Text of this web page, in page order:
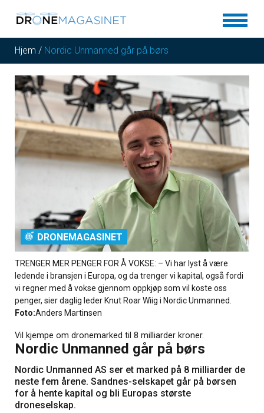
Hjem / Nordic Unmanned går på børs
DRONEMAGASINET
TRENGER MER PENGER FOR Å VOKSE: – Vi har lyst å være
ledende i bransjen i Europa, og da trenger vi kapital, også fordi
vi regner med å vokse gjennom oppkjøp som vil koste oss
penger, sier daglig leder Knut Roar Wiig i Nordic Unmanned.
Foto:Anders Martinsen
Vil kjempe om dronemarked til 8 milliarder kroner.
Nordic Unmanned går på børs
Nordic Unmanned AS ser et marked på 8 milliarder de
neste fem årene. Sandnes-selskapet går på børsen
for å hente kapital og bli Europas største
droneselskap.